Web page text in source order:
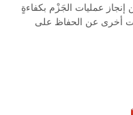
إنجاز عمليات الجَزْم بكفاءةٍ
أخرى عن الحفاظ على